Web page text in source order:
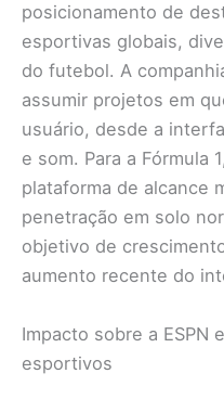
posicionamento de
esportivas globais,
do futebol. A
assumir projetos em
usuário, desde a
e som. Para a Fórmula
plataforma de alcance
penetração em solo
objetivo de
aumento recente do
Impacto sobre a ESPN
esportivos